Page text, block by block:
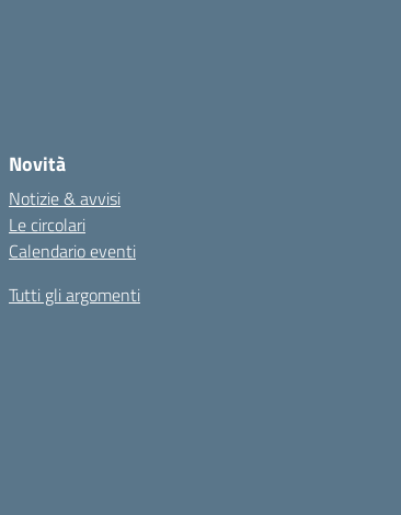
Novità
Notizie & avvisi
Le circolari
Calendario eventi
Tutti gli argomenti